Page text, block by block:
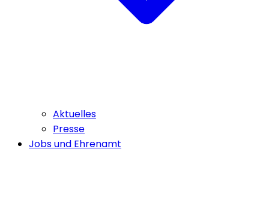
Aktuelles
Presse
Jobs und Ehrenamt